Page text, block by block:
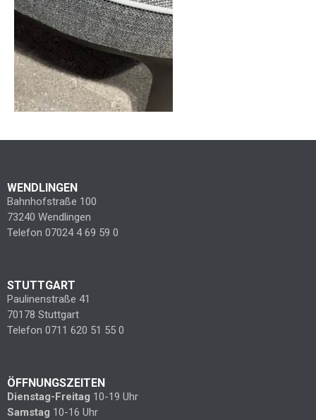
WENDLINGEN
Bahnhofstraße 100
73240 Wendlingen
Telefon 07024 4 69 59 0
STUTTGART
Paulinenstraße 41
70178 Stuttgart
Telefon 0711 620 51 55 0
ÖFFNUNGSZEITEN
Dienstag-Freitag 10-19 Uhr
Samstag 10-16 Uhr